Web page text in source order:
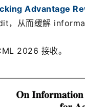
Advantage
，从而缓解
2026 接收。